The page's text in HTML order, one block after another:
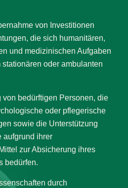
von Investitionen
die sich humanitären,
und medizinischen Aufgaben
oder ambulanten
von bedürftigen Personen, die
oder pflegerische
sowie die Unterstützung
aufgrund ihrer
zur Absicherung ihres
bedürfen.
durch